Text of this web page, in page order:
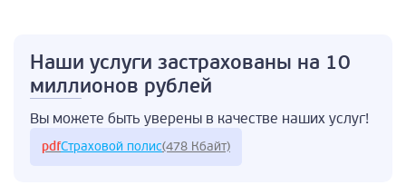
Наши услуги застрахованы на 10
миллионов рублей
Вы можете быть уверены в качестве наших услуг!
pdfСтраховой полис(478 Кбайт)